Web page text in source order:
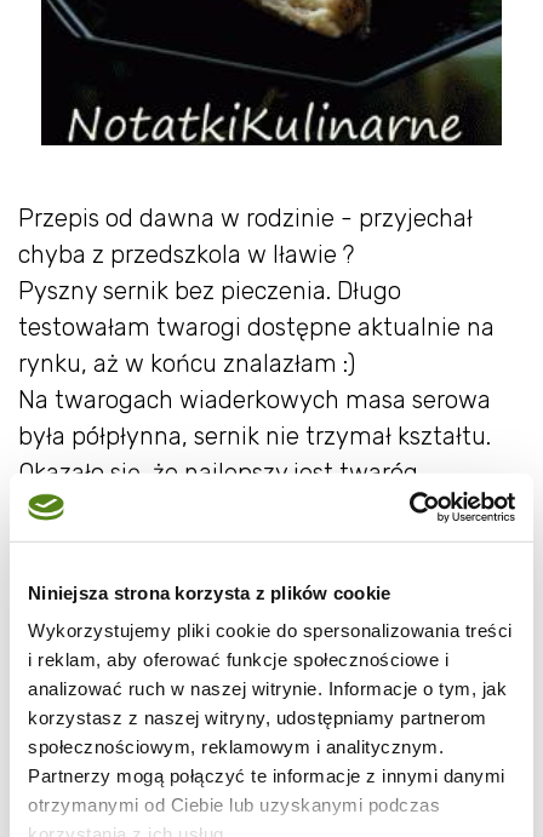
Niniejsza strona korzysta z plików cookie
Wykorzystujemy pliki cookie do spersonalizowania treści
i reklam, aby oferować funkcje społecznościowe i
analizować ruch w naszej witrynie. Informacje o tym, jak
korzystasz z naszej witryny, udostępniamy partnerom
społecznościowym, reklamowym i analitycznym.
Partnerzy mogą połączyć te informacje z innymi danymi
otrzymanymi od Ciebie lub uzyskanymi podczas
Przepis od dawna w rodzinie - przyjechał
chyba z przedszkola w Iławie ?
Pyszny sernik bez pieczenia. Długo
testowałam twarogi dostępne aktualnie na
rynku, aż w końcu znalazłam :)
Na twarogach wiaderkowych masa serowa
była półpłynna, sernik nie trzymał kształtu.
Okazało się, że najlepszy jest twaróg
sprzedawany w "kiełbaskach " w postaci
półkilogramowych (mniej więcej) foliowych
rulonów wypełnionych twarogiem. mój
twaróg miał 4% tłuszczu. Twaróg w takiej
formie jest dobrze odciśnięty, zawiera mniej
wody, dlatego sernik trzyma kształt.
Składniki: